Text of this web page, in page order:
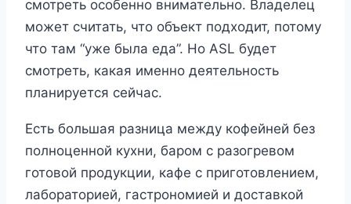
смотреть особенно внимательно. Владелец
может считать, что объект подходит, потому
что там “уже была еда”. Но ASL будет
смотреть, какая именно деятельность
планируется сейчас.
Есть большая разница между кофейней без
полноценной кухни, баром с разогревом
готовой продукции, кафе с приготовлением,
лабораторией, гастрономией и доставкой